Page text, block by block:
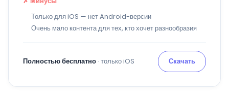
Только для iOS — нет Android-версии
Очень мало контента для тех, кто хочет разнообразия
Полностью бесплатно · только iOS Скачать